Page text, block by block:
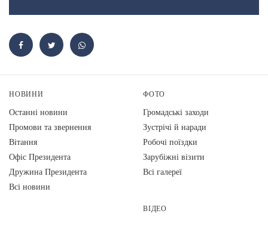
НОВИНИ
Останні новини
Промови та звернення
Вiтання
Офіс Президента
Дружина Президента
Всі новини
ФОТО
Громадські заходи
Зустрічі й наради
Робочі поїздки
Зарубіжні візити
Всі галереї
ВІДЕО